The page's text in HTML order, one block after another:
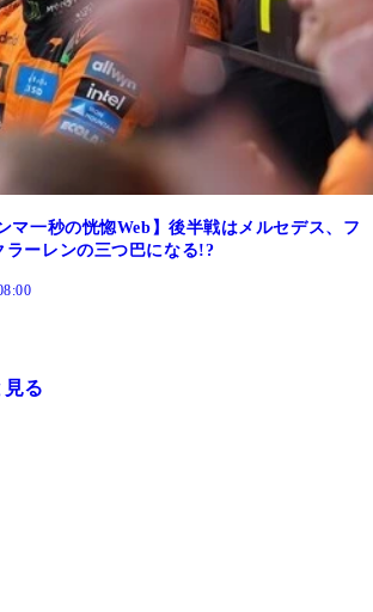
マ一秒の恍惚Web】後半戦はメルセデス、フ
ラーレンの三つ巴になる!?
る